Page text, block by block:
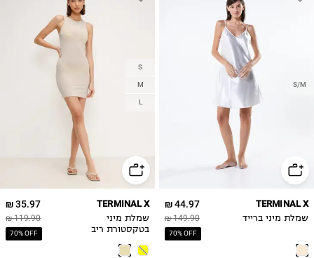
S/M
44.97 ₪
149.90 ₪
70% OFF
TERMINAL X
שמלת מיני ברייד
S
M
L
35.97 ₪
119.90 ₪
70% OFF
TERMINAL X
שמלת מיני
בטקסטורת ריב